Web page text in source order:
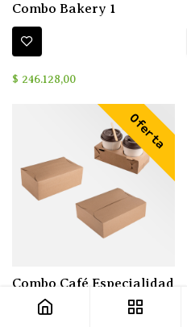
Combo Bakery 1
$ 246.128,00
Oferta
Combo Café Especialidad